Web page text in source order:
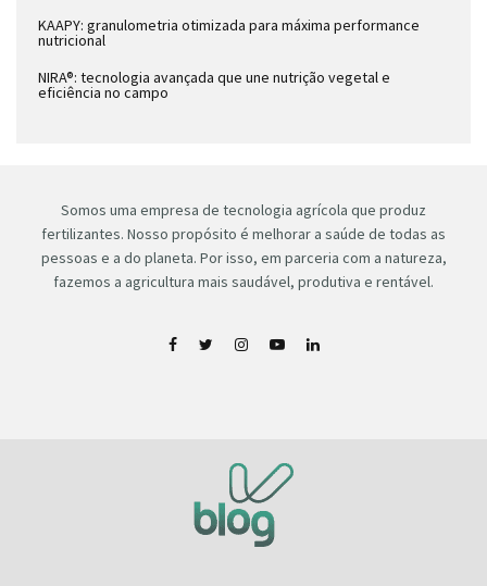
KAAPY: granulometria otimizada para máxima performance
nutricional
NIRA®: tecnologia avançada que une nutrição vegetal e
eficiência no campo
Somos uma empresa de tecnologia agrícola que produz
fertilizantes. Nosso propósito é melhorar a saúde de todas as
pessoas e a do planeta. Por isso, em parceria com a natureza,
fazemos a agricultura mais saudável, produtiva e rentável.